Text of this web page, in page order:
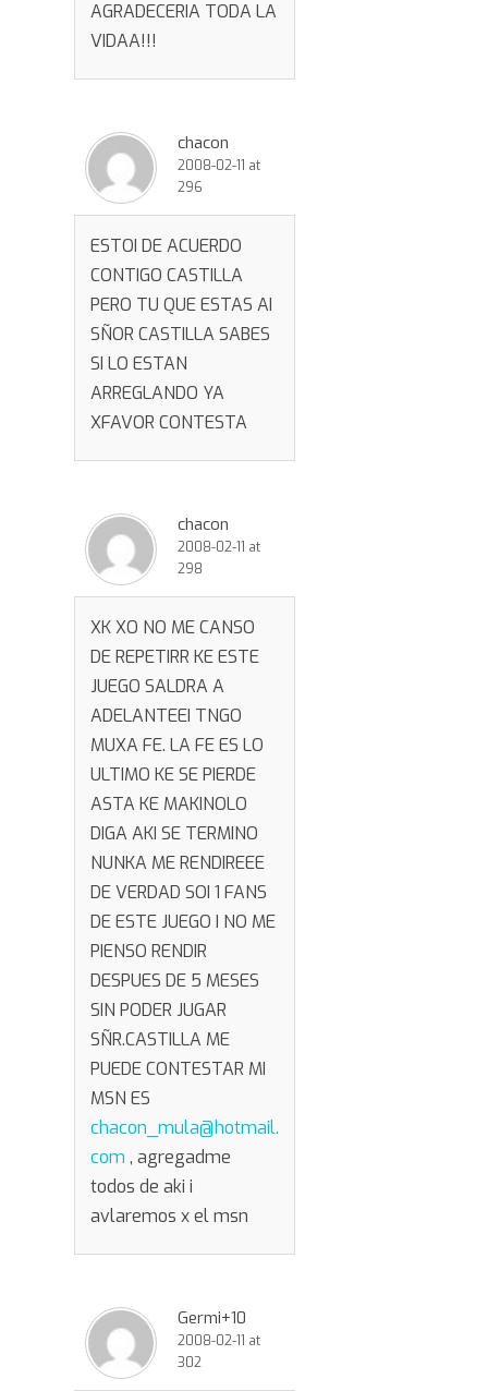
AGRADECERIA TODA LA
VIDAA!!!
chacon
2008-02-11 at
296
ESTOI DE ACUERDO
CONTIGO CASTILLA
PERO TU QUE ESTAS AI
SÑOR CASTILLA SABES
SI LO ESTAN
ARREGLANDO YA
XFAVOR CONTESTA
chacon
2008-02-11 at
298
XK XO NO ME CANSO
DE REPETIRR KE ESTE
JUEGO SALDRA A
ADELANTEEI TNGO
MUXA FE. LA FE ES LO
ULTIMO KE SE PIERDE
ASTA KE MAKINOLO
DIGA AKI SE TERMINO
NUNKA ME RENDIREEE
DE VERDAD SOI 1 FANS
DE ESTE JUEGO I NO ME
PIENSO RENDIR
DESPUES DE 5 MESES
SIN PODER JUGAR
SÑR.CASTILLA ME
PUEDE CONTESTAR MI
MSN ES
chacon_mula@hotmail.
com , agregadme
todos de aki i
avlaremos x el msn
Germi+10
2008-02-11 at
302